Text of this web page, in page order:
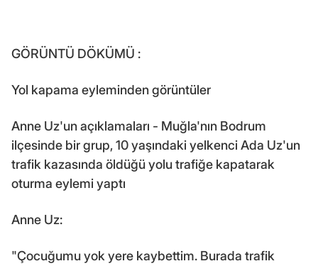
GÖRÜNTÜ DÖKÜMÜ :
Yol kapama eyleminden görüntüler
Anne Uz'un açıklamaları - Muğla'nın Bodrum
ilçesinde bir grup, 10 yaşındaki yelkenci Ada Uz'un
trafik kazasında öldüğü yolu trafiğe kapatarak
oturma eylemi yaptı
Anne Uz:
"Çocuğumu yok yere kaybettim. Burada trafik